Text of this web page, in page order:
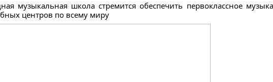
музыкальная школа стремится обеспечить первоклассное
центров по всему миру